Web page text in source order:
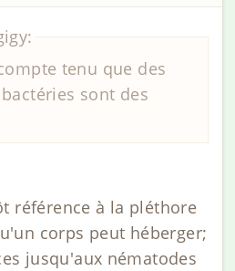
tenu que des
sont des
référence à la pléthore
corps peut héberger;
jusqu'aux nématodes